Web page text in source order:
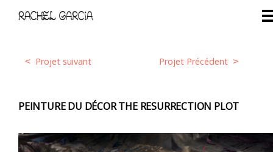
< Projet suivant Projet Précédent >
PEINTURE DU DÉCOR THE RESURRECTION PLOT
RACHEL GARCIA